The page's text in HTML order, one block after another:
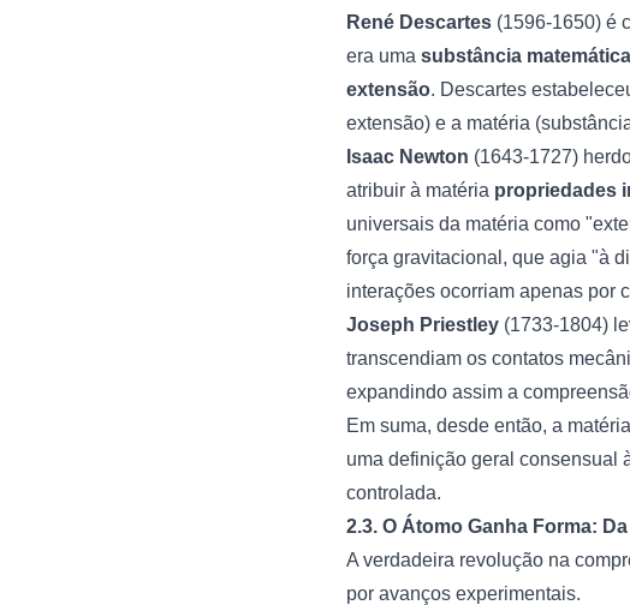
René Descartes (1596-1650) é
era uma substância
extensão. Descartes
extensão) e a matéria
Isaac Newton (1643-1727)
atribuir à matéria propriedades
universais da matéria como
força gravitacional, que agia "à
interações ocorriam apenas por
Joseph Priestley (1733-1804)
transcendiam os contatos
expandindo assim a
Em suma, desde então, a
uma definição geral consensual
controlada.
2.3. O Átomo Ganha Forma:
A verdadeira revolução na
por avanços experimentais.